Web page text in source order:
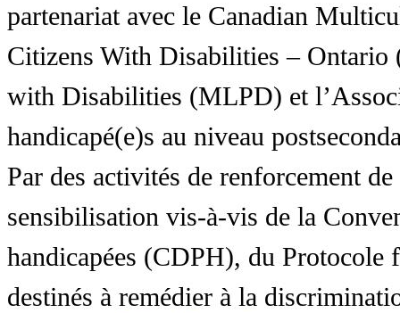
partenariat avec le Canadian
Citizens With Disabilities – Ontario
with Disabilities (MLPD) et
handicapé(e)s au niveau
Par des activités de renforcement
sensibilisation vis-à-vis de la
handicapées (CDPH), du Protocole
destinés à remédier à la